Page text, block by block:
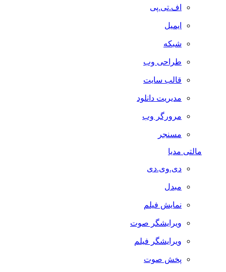
اف.تی.پی
ایمیل
شبکه
طراحی وب
قالب سایت
مدیریت دانلود
مرورگر وب
مسنجر
مالتی مدیا
دی.وی.دی
مبدل
نمایش فیلم
ویرایشگر صوت
ویرایشگر فیلم
پخش صوت